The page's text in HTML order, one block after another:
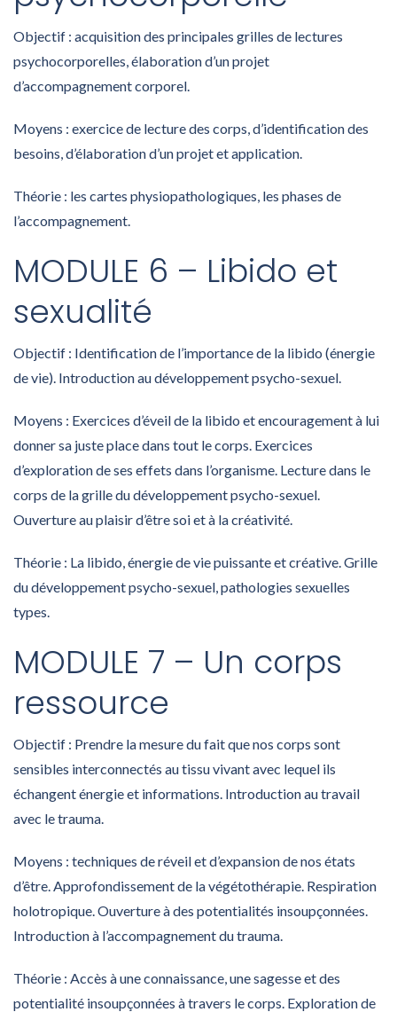
Objectif : acquisition des principales grilles de lectures
psychocorporelles, élaboration d’un projet
d’accompagnement corporel.
Moyens : exercice de lecture des corps, d’identification des
besoins, d’élaboration d’un projet et application.
Théorie : les cartes physiopathologiques, les phases de
l’accompagnement.
MODULE 6 – Libido et
sexualité
Objectif : Identification de l’importance de la libido (énergie
de vie). Introduction au développement psycho-sexuel.
Moyens : Exercices d’éveil de la libido et encouragement à lui
donner sa juste place dans tout le corps. Exercices
d’exploration de ses effets dans l’organisme. Lecture dans le
corps de la grille du développement psycho-sexuel.
Ouverture au plaisir d’être soi et à la créativité.
Théorie : La libido, énergie de vie puissante et créative. Grille
du développement psycho-sexuel, pathologies sexuelles
types.
MODULE 7 – Un corps
ressource
Objectif : Prendre la mesure du fait que nos corps sont
sensibles interconnectés au tissu vivant avec lequel ils
échangent énergie et informations. Introduction au travail
avec le trauma.
Moyens : techniques de réveil et d’expansion de nos états
d’être. Approfondissement de la végétothérapie. Respiration
holotropique. Ouverture à des potentialités insoupçonnées.
Introduction à l’accompagnement du trauma.
Théorie : Accès à une connaissance, une sagesse et des
potentialité insoupçonnées à travers le corps. Exploration de